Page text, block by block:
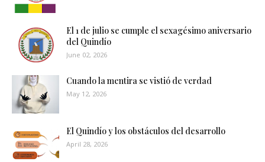
El 1 de julio se cumple el sexagésimo aniversario
del Quindío
June 02, 2026
Cuando la mentira se vistió de verdad
May 12, 2026
El Quindío y los obstáculos del desarrollo
April 28, 2026